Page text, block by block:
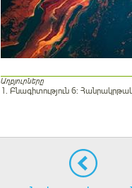
Աղբյուրները
1. Բնագիտություն 6: